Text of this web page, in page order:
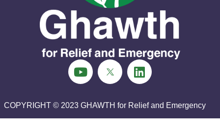
COPYRIGHT © 2023GHAWTH for Relief and Emergency